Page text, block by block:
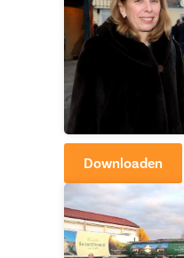
Downloaden